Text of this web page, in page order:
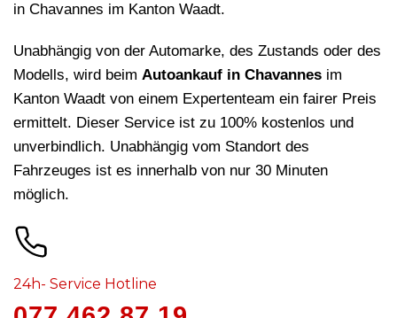
in Chavannes im Kanton Waadt.
Unabhängig von der Automarke, des Zustands oder des
Modells, wird beim Autoankauf in Chavannes im
Kanton Waadt von einem Expertenteam ein fairer Preis
ermittelt. Dieser Service ist zu 100% kostenlos und
unverbindlich. Unabhängig vom Standort des
Fahrzeuges ist es innerhalb von nur 30 Minuten
möglich.
24h- Service Hotline